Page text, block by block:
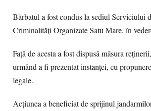
Bărbatul a fost condus la sediul Serviciului
Criminalități Organizate Satu Mare, în
Față de acesta a fost dispusă măsura
urmând a fi prezentat instanței, cu
legale.
Acțiunea a beneficiat de sprijinul